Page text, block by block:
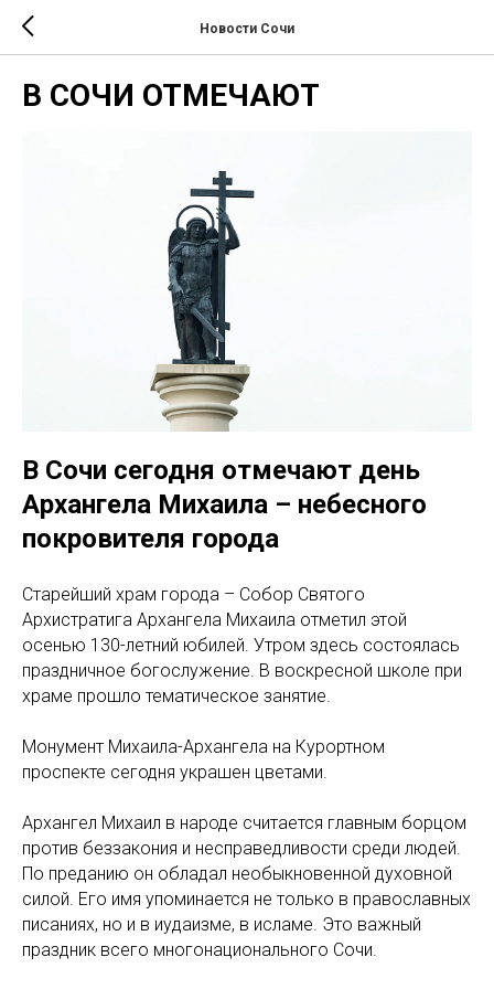
Новости Сочи
В СОЧИ ОТМЕЧАЮТ
В Сочи сегодня отмечают день
Архангела Михаила – небесного
покровителя города
Старейший храм города – Собор Святого
Архистратига Архангела Михаила отметил этой
осенью 130-летний юбилей. Утром здесь состоялась
праздничное богослужение. В воскресной школе при
храме прошло тематическое занятие.
Монумент Михаила-Архангела на Курортном
проспекте сегодня украшен цветами.
Архангел Михаил в народе считается главным борцом
против беззакония и несправедливости среди людей.
По преданию он обладал необыкновенной духовной
силой. Его имя упоминается не только в православных
писаниях, но и в иудаизме, в исламе. Это важный
праздник всего многонационального Сочи.